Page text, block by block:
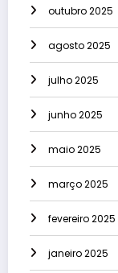
outubro 2025
agosto 2025
julho 2025
junho 2025
maio 2025
março 2025
fevereiro 2025
janeiro 2025